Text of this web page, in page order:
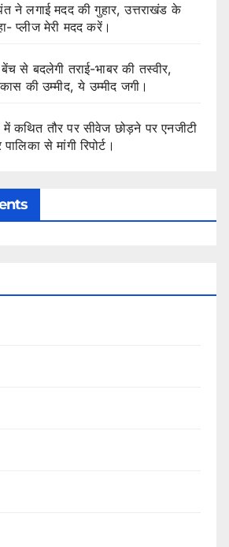
ने लगाई मदद की गुहार, उत्तराखंड के
प्लीज मेरी मदद करें।
बेंच से बदलेगी तराई-भाबर की तस्वीर,
की उम्मीद, ये उम्मीद जगी।
में कथित तौर पर सीवेज छोड़ने पर एनजीटी
से मांगी रिपोर्ट।